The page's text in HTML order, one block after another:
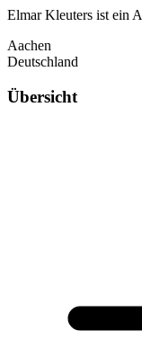
Elmar Kleuters ist ein
Aachen
Deutschland
Übersicht